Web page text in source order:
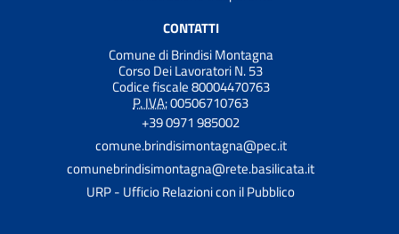
CONTATTI
Comune di Brindisi Montagna
Corso Dei Lavoratori N. 53
Codice fiscale 80004470763
P. IVA:00506710763
+39 0971 985002
comune.brindisimontagna@pec.it
comunebrindisimontagna@rete.basilicata.it
URP - Ufficio Relazioni con il Pubblico